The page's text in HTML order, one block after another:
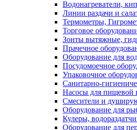
Водонагреватели,
Линии раздачи и
Термометры,
Торговое
Зонты вытяжные,
Прачечное
Оборудование для
Посудомоечное
Упаковочное
Санитарно-
Насосы для пищевой
Смесители и
Оборудование для
Кулеры,
Оборудование для